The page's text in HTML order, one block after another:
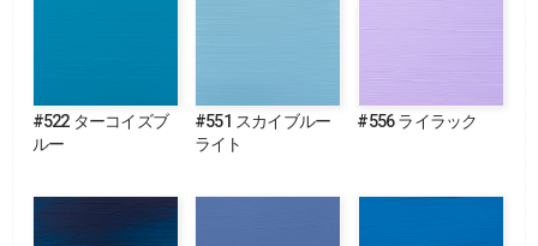
#522 ターコイズブ
ルー
#551 スカイブルー
ライト
#556 ライラック